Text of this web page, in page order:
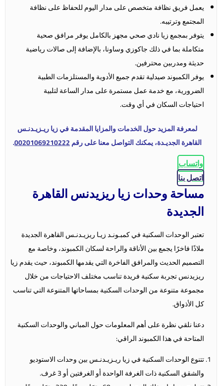
يعمل فريق نظافة متخصص على مدار اليوم للحفاظ على نظافة
المجتمع وترتيبه.
يتوفر بمجمع زيا نادي صحي مجهز بالكامل يوفر مرافق صحية
متكاملة بما في ذلك جاكوزي وساونا، بالإضافة إلى صالات رياضية
حديثة ومدربين محترفين.
يوفر الكمبوند صيدلية تقدم جميع الأدوية والمستلزمات الطبية
الضرورية، مع خدمة عمل مستمرة على مدار الساعة لتلبية
احتياجات السكان في أي وقت.
لمعرفة المزيد حول الخدمات والمزايا المقدمة في زيا ريـزيـدنـس
القاهرة الجديـدة، يمكنك التواصل معنا على رقم00201069210222
.
واتساب
اتصل بنا
مساحة وحدات زيا ريزيدنس القاهرة
الجديدة
تعتبر الوحدات السكنية في كمبـونـد زيـا ريزيـدنـس القاهرة الجديدة
ملاذًا فاخرًا يجمع بين الأناقة والراحة لسكان الكمبوند، وخاصة مع
التصميم الحديث والمرافق الفاخرة التي يقدمها الكمبوند، حيث يقدم زيا
ريزيدنس تجربة سكنية فريدة تناسب مختلف الاحتياجات من خلال
مجموعة متنوعة من الوحدات السكنية بمساحاتها المتنوعة التي تناسب
كل الأذواق.
دعنا نلقي نظرة على أهم المعلومات حول المباني والوحدات السكنية
المتاحة في هذا الكمبوند الراقي:
تتنوع الوحدات السكنية في زيا ريـزيـدنـس بين وحدات الاستوديو
والشقق السكنية ذات الغرفة الواحدة أو الغرفتين أو 3 غرف.